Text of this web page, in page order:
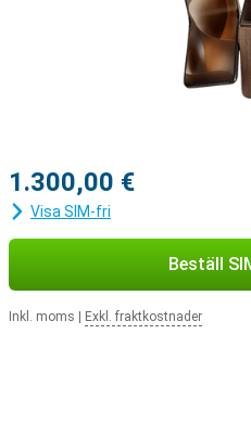
1.300,00 €
Visa SIM-fri
Beställ
Inkl. moms Exkl. fraktkostnader